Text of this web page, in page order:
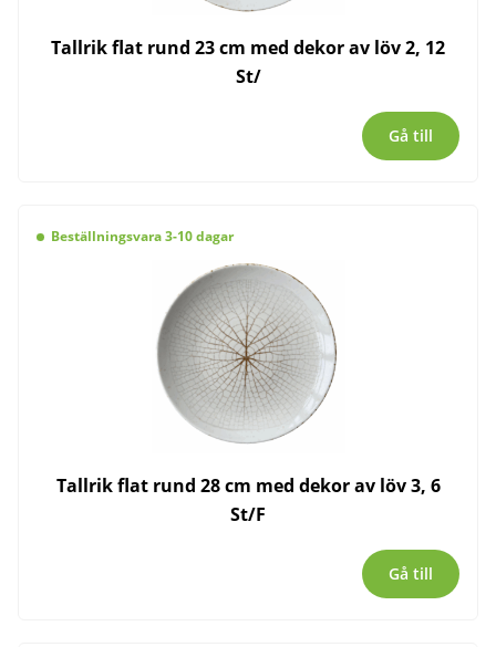
Tallrik flat rund 23 cm med dekor av löv 2, 12
St/
Gå till
Beställningsvara 3-10 dagar
Tallrik flat rund 28 cm med dekor av löv 3, 6
St/F
Gå till